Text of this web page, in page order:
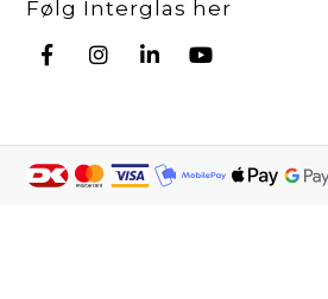
Følg Interglas her